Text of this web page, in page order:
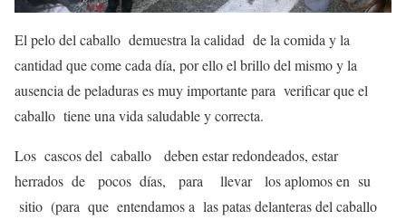
El pelo del caballo demuestra la calidad de la comida y la
cantidad que come cada día, por ello el brillo del mismo y la
ausencia de peladuras es muy importante para verificar que el
caballo tiene una vida saludable y correcta.
Los cascos del caballo deben estar redondeados, estar
herrados de pocos días, para llevar los aplomos en su
sitio (para que entendamos a las patas delanteras del caballo